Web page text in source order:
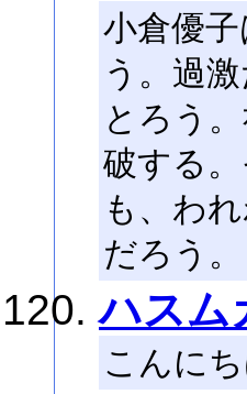
小倉優
う。過
とろう
破する
も、わ
だろう。
ハスム
こんにち